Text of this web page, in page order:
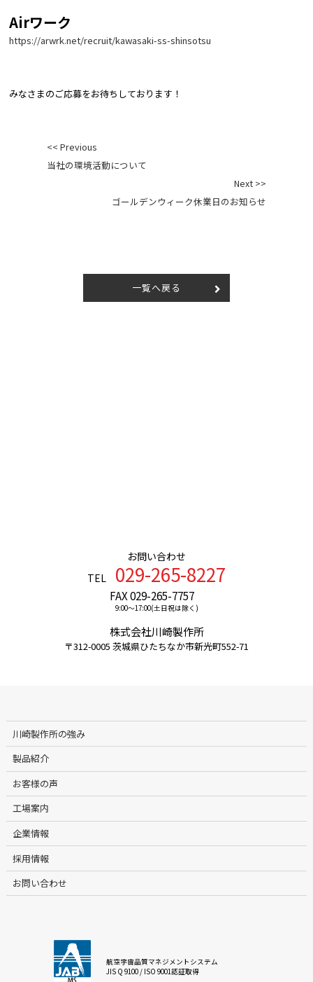
Airワーク
https://arwrk.net/recruit/kawasaki-ss-shinsotsu
みなさまのご応募をお待ちしております！
投
稿
ナ
<< Previous
当社の環境活動について
Next >>
ゴールデンウィーク休業日のお知らせ
一覧へ戻る
お問い合わせ
TEL
029-265-8227
FAX 029-265-7757
9:00〜17:00(土日祝は除く)
株式会社川崎製作所
〒312-0005 茨城県ひたちなか市新光町552-71
川崎製作所の強み
製品紹介
お客様の声
工場案内
企業情報
採用情報
お問い合わせ
航空宇宙品質マネジメントシステム
JIS Q 9100 / ISO 9001認証取得